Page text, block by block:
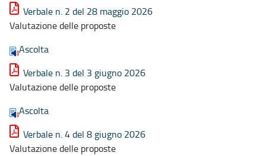
Verbale n. 2 del 28 maggio 2026
Valutazione delle proposte
Ascolta
Verbale n. 3 del 3 giugno 2026
Valutazione delle proposte
Ascolta
Verbale n. 4 del 8 giugno 2026
Valutazione delle proposte